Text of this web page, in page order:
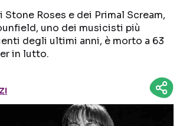
Seguici sui social
Stone Roses e dei Primal Scream,
uno dei musicisti più
degli ultimi anni, è morto a 63
in lutto.